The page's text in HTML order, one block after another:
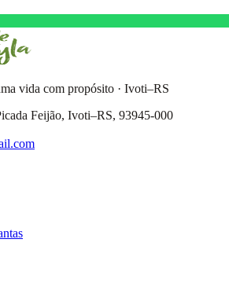
vida com propósito · Ivoti–RS
Feijão, Ivoti–RS, 93945-000